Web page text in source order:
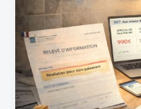
paiement
que
votre
relevé